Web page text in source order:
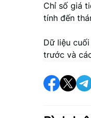
Chỉ số giá
tính đến
Dữ liệu
trước và